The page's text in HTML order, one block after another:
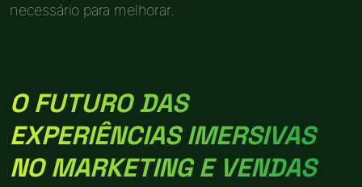
necessário para melhorar.
O FUTURO DAS
EXPERIÊNCIAS IMERSIVAS
NO MARKETING E VENDAS